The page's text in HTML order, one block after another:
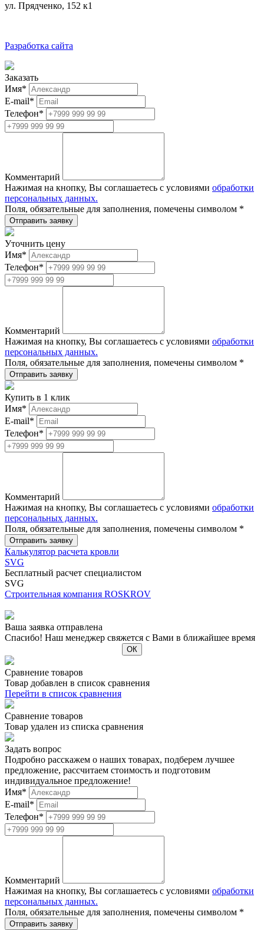
ул. Прядченко, 152 к1
Разработка сайта
Заказать
Имя*
E-mail*
Телефон*
Комментарий
Нажимая на кнопку, Вы соглашаетесь с условиями обработки
персональных данных.
Поля, обязательные для заполнения, помечены символом *
Уточнить цену
Имя*
Телефон*
Комментарий
Нажимая на кнопку, Вы соглашаетесь с условиями обработки
персональных данных.
Поля, обязательные для заполнения, помечены символом *
Купить в 1 клик
Имя*
E-mail*
Телефон*
Комментарий
Нажимая на кнопку, Вы соглашаетесь с условиями обработки
персональных данных.
Поля, обязательные для заполнения, помечены символом *
Калькулятор расчета кровли
SVG
Бесплатный расчет специалистом
SVG
Строительная компания ROSKROV
Ваша заявка отправлена
Спасибо! Наш менеджер свяжется с Вами в ближайшее время
Сравнение товаров
Товар добавлен в список сравнения
Перейти в список сравнения
Сравнение товаров
Товар удален из списка сравнения
Задать вопрос
Подробно расскажем о наших товарах, подберем лучшее
предложение, рассчитаем стоимость и подготовим
индивидуальное предложение!
Имя*
E-mail*
Телефон*
Комментарий
Нажимая на кнопку, Вы соглашаетесь с условиями обработки
персональных данных.
Поля, обязательные для заполнения, помечены символом *